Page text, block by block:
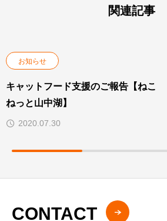
関連記事
お知らせ
キャットフード支援のご報告【ねこ
ねっと山中湖】
2020.07.30
CONTACT